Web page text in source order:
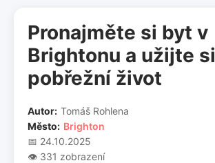
Pronajměte si byt v
Brightonu a užijte si
pobřežní život
Autor: Tomáš Rohlena
Město: Brighton
📅 24.10.2025
👁️ 331 zobrazení